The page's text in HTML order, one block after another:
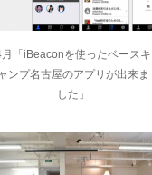
「iBeaconを使ったベースキ
ャンプ名古屋のアプリが出来ま
した」